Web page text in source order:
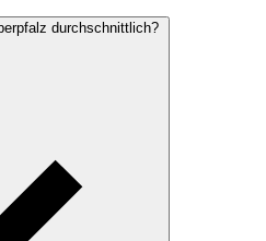
durchschnittlich?